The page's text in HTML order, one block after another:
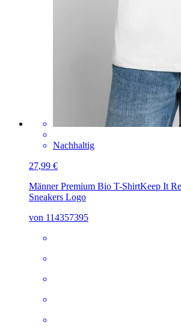
Nachhaltig
27,99 €
Männer Premium Bio T-ShirtKeep It
Sneakers Logo
von 114357395